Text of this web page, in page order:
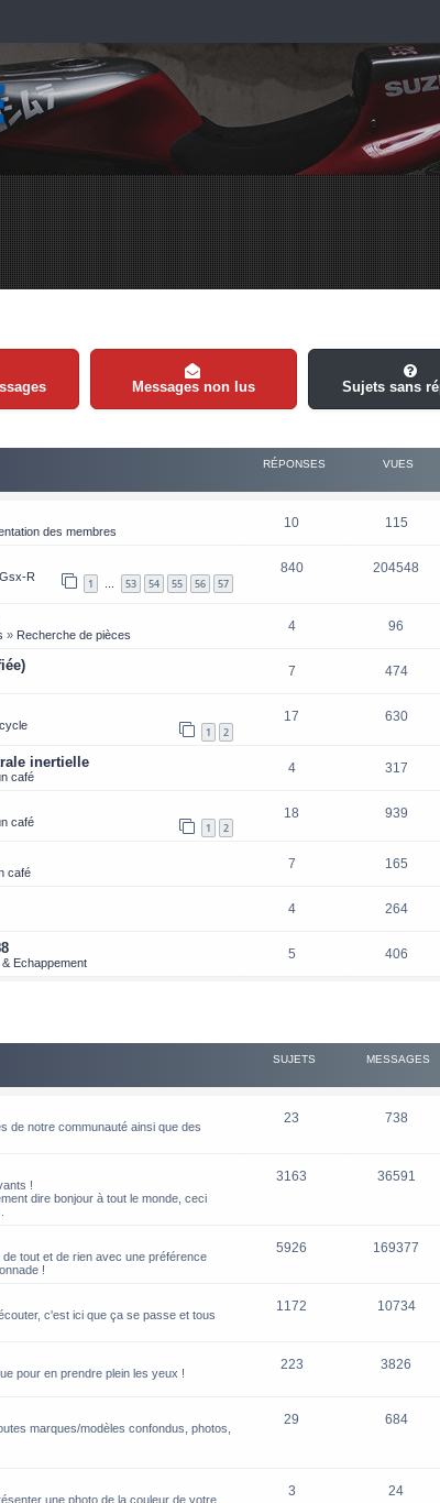
Messages non lus Sujets sans
RÉPONSES VUES
des membres
10 115
1 … 53 54 55 56 57
Gsx-R
840 204548
» Recherche de pièces
4 96
7 474
1 2
17 630
inertielle
café
4 317
1 2
café
18 939
café
7 165
4 264
Echappement
5 406
SUJETS MESSAGES
de notre communauté ainsi que des
23 738
!
dire bonjour à tout le monde, ceci
3163 36591
tout et de rien avec une préférence
!
5926 169377
c'est ici que ça se passe et tous
1172 10734
pour en prendre plein les yeux !
223 3826
marques/modèles confondus, photos,
29 684
une photo de la couleur de votre
3 24